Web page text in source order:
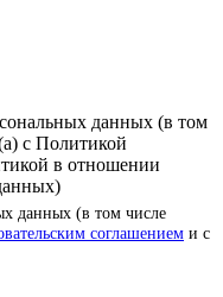
данных (в том
с Политикой
в отношении
данных (в том числе
соглашением и с